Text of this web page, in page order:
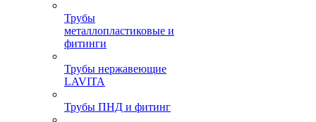
Трубы
металлопластиковые и
фитинги
Трубы нержавеющие
LAVITA
Трубы ПНД и фитинг